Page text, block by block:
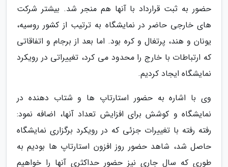
حضور به ثبت قرارداد با آنها هم منجر شد. بیشتر شرکت
های خارجی حاضر در نمایشگاه به ترتیب از کشور روسیه،
یونان و هند، پرتغال و کره بود. اما بعد از برجام و اتفاقاتی
که ارتباطات با خارج را محدود می کرد، تغییراتی در رویکرد
نمایشگاه ایجاد کردیم.
وی با اشاره به حضور استارتاپ ها و شتاب دهنده در
نمایشگاه و کوشش برای افزایش تعداد آنها، اضافه نمود:
رفته رفته با تغییرات جزئی که در رویکرد برگزاری نمایشگاه
حاصل شد، شاهد حضور روز افزون استارتاپ ها بودیم به
طوری که سال جاری نیز حضور حداکثری آنها را خواهیم